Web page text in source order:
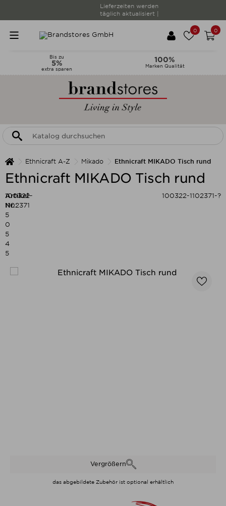
Lieferzeiten werden
täglich aktualisiert |
0 0
Bis zu
5%
extra sparen
100%
Marken Qualität
Ethnicraft A-Z Mikado Ethnicraft MIKADO Tisch rund
Ethnicraft MIKADO Tisch rund
Artikel-
Nr.:
5
0
5
4
5
100322-
1102371
100322-1102371-?
Vergrößern
das abgebildete Zubehör ist optional erhältlich